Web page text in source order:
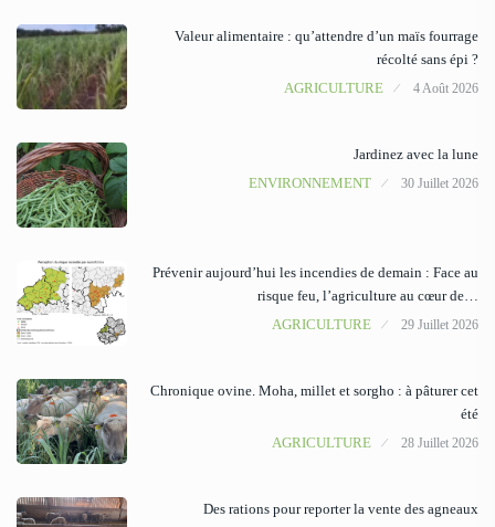
Valeur alimentaire : qu’attendre d’un maïs fourrage
récolté sans épi ?
AGRICULTURE
4 Août 2026
Jardinez avec la lune
ENVIRONNEMENT
30 Juillet 2026
Prévenir aujourd’hui les incendies de demain : Face au
risque feu, l’agriculture au cœur de…
AGRICULTURE
29 Juillet 2026
Chronique ovine. Moha, millet et sorgho : à pâturer cet
été
AGRICULTURE
28 Juillet 2026
Des rations pour reporter la vente des agneaux